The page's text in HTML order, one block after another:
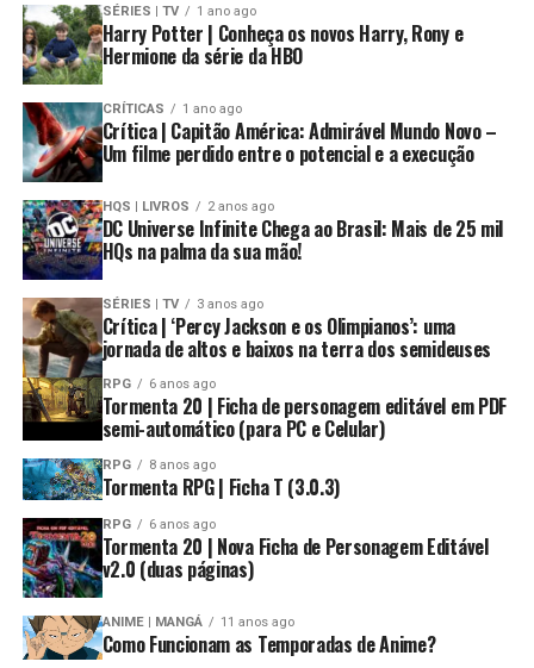
SÉRIES | TV 1 ano ago
Harry Potter | Conheça os novos Harry, Rony e
Hermione da série da HBO
CRÍTICAS 1 ano ago
Crítica | Capitão América: Admirável Mundo Novo –
Um filme perdido entre o potencial e a execução
HQS | LIVROS 2 anos ago
DC Universe Infinite Chega ao Brasil: Mais de 25 mil
HQs na palma da sua mão!
SÉRIES | TV 3 anos ago
Crítica | ‘Percy Jackson e os Olimpianos’: uma
jornada de altos e baixos na terra dos semideuses
RPG 6 anos ago
Tormenta 20 | Ficha de personagem editável em PDF
semi-automático (para PC e Celular)
RPG 8 anos ago
Tormenta RPG | Ficha T (3.0.3)
RPG 6 anos ago
Tormenta 20 | Nova Ficha de Personagem Editável
v2.0 (duas páginas)
ANIME | MANGÁ 11 anos ago
Como Funcionam as Temporadas de Anime?